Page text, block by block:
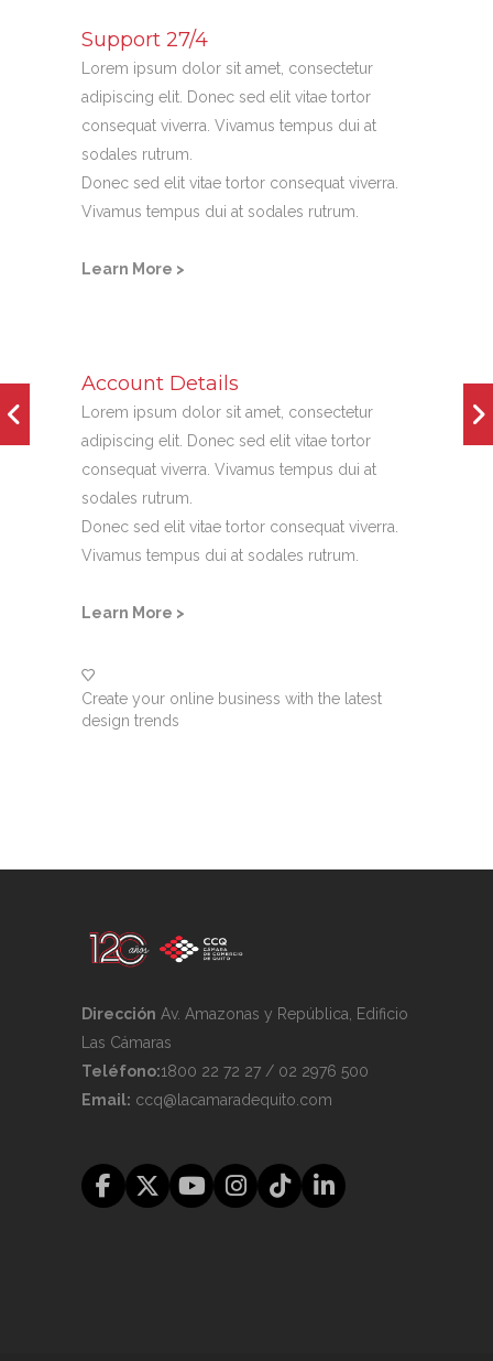
Support 27/4
Lorem ipsum dolor sit amet, consectetur
adipiscing elit. Donec sed elit vitae tortor
consequat viverra. Vivamus tempus dui at
sodales rutrum.
Donec sed elit vitae tortor consequat viverra.
Vivamus tempus dui at sodales rutrum.
Learn More >
Account Details
Lorem ipsum dolor sit amet, consectetur
adipiscing elit. Donec sed elit vitae tortor
consequat viverra. Vivamus tempus dui at
sodales rutrum.
Donec sed elit vitae tortor consequat viverra.
Vivamus tempus dui at sodales rutrum.
Learn More >
Create your online business with the latest
design trends
Dirección Av. Amazonas y República, Edificio
Las Cámaras
Teléfono:1800 22 72 27 / 02 2976 500
Email: ccq@lacamaradequito.com